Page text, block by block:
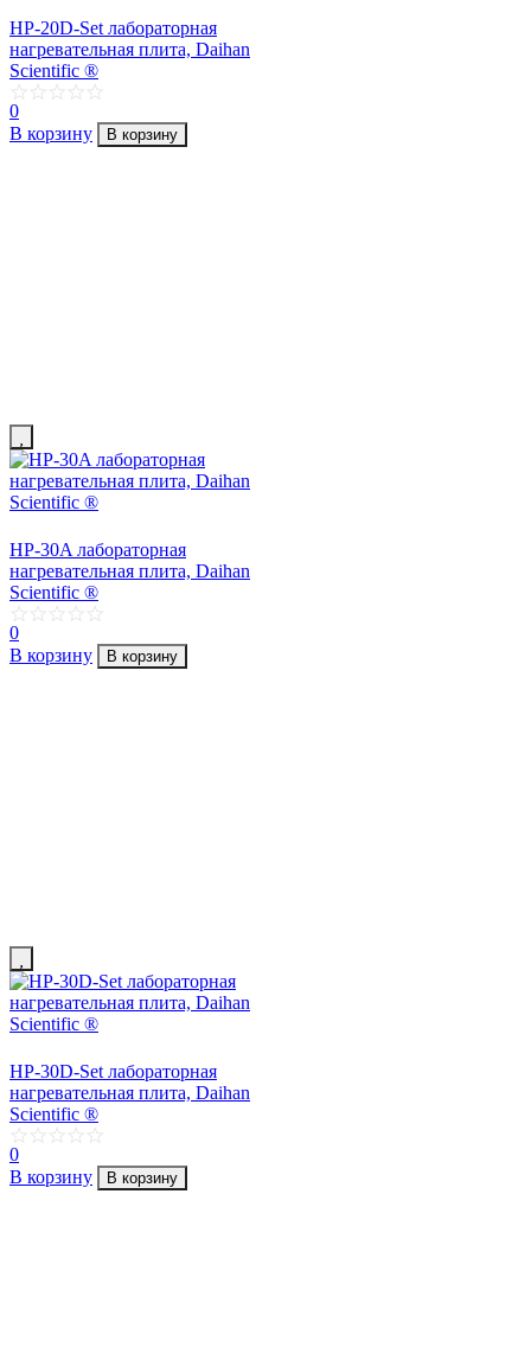
HP-20D-Set лабораторная
нагревательная плита, Daihan
Scientific ®
0
В корзину
В корзину
HP-30A лабораторная
нагревательная плита, Daihan
Scientific ®
0
В корзину
В корзину
HP-30D-Set лабораторная
нагревательная плита, Daihan
Scientific ®
0
В корзину
В корзину